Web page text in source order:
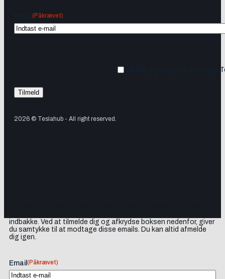
(Påkrævet)
Ja tak, jeg vil gerne modtage
2026 © Teslahub - All right reserved.
indbakke. Ved at tilmelde dig og afkrydse boksen nedenfor, giver
du samtykke til at modtage disse emails. Du kan altid afmelde
dig igen.
Email (Påkrævet)